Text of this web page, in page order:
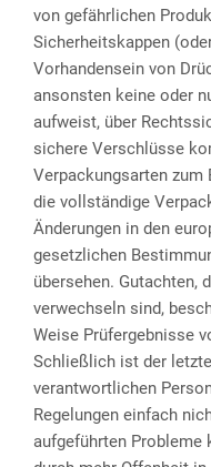
von gefährlichen
Sicherheitskappen
Vorhandensein von
ansonsten keine oder
aufweist, über
sichere Verschlüsse
Verpackungsarten
die vollständige
Änderungen in den
gesetzlichen
übersehen. Gutachten,
verwechseln sind,
Weise Prüfergebnisse
Schließlich ist der
verantwortlichen
Regelungen einfach
aufgeführten Probleme